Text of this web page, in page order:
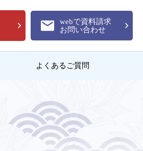
webで資料請求
お問い合わせ
よくあるご質問